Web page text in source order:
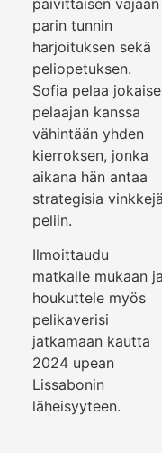
parin tunnin
harjoituksen sekä
peliopetuksen.
Sofia pelaa
pelaajan kanssa
vähintään yhden
kierroksen, jonka
aikana hän antaa
strategisia vinkkejä
peliin.
Ilmoittaudu
matkalle mukaan ja
houkuttele myös
pelikaverisi
jatkamaan kautta
2024 upean
Lissabonin
läheisyyteen.